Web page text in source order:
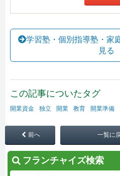
学習塾・個別指導塾・家
見る
この記事についたタグ
開業資金 独立 開業 教育 開業準備
前へ 一覧に
フランチャイズ検索